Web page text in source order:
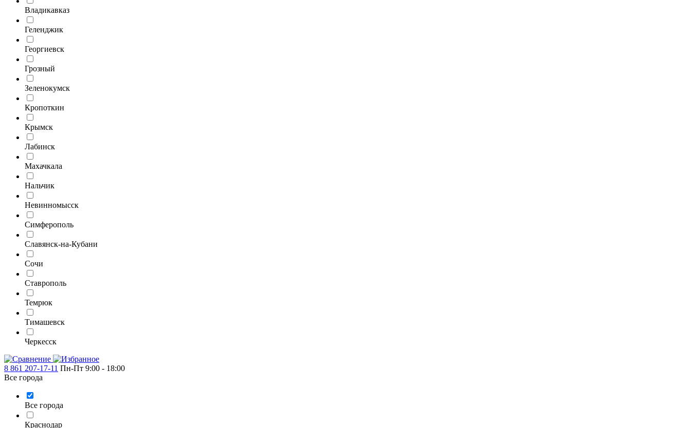
Владикавказ
Геленджик
Георгиевск
Грозный
Зеленокумск
Кропоткин
Крымск
Лабинск
Махачкала
Нальчик
Невинномысск
Симферополь
Славянск-на-Кубани
Сочи
Ставрополь
Темрюк
Тимашевск
Черкесск
8 861 207-17-11 Пн-Пт 9:00 - 18:00
Все города
Все города
Краснодар